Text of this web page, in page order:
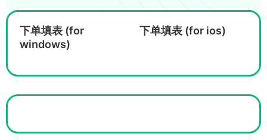
下单填表 (for
windows)
下单填表 (for ios)